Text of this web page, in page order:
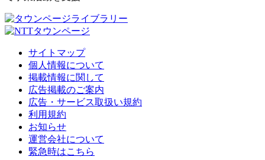
サイトマップ
個人情報について
掲載情報に関して
広告掲載のご案内
広告・サービス取扱い規約
利用規約
お知らせ
運営会社について
緊急時はこちら